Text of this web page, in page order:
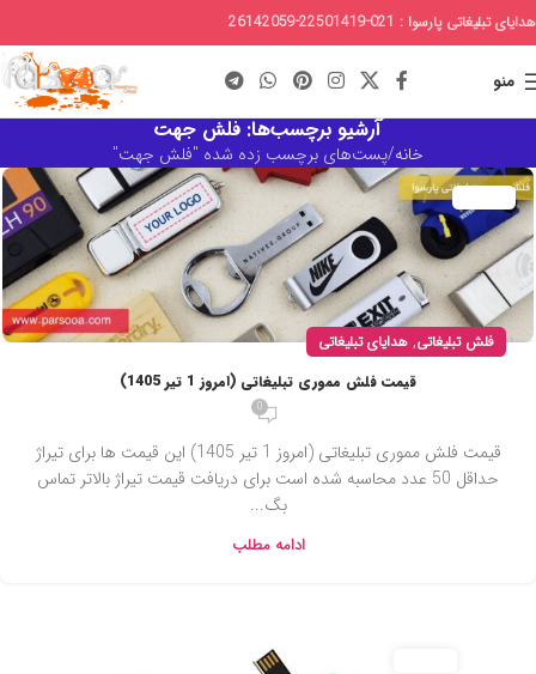
هدایای تبلیغاتی پارسوا : 021-22501419-26142059
منو
آرشیو برچسب‌ها: فلش جهت
خانه پست‌های برچسب زده شده "فلش جهت"
فلش تبلیغاتی, هدایای تبلیغاتی
قیمت فلش مموری تبلیغاتی (امروز 1 تیر 1405)
0
قیمت فلش مموری تبلیغاتی (امروز 1 تیر 1405) این قیمت ها برای تیراژ
حداقل 50 عدد محاسبه شده است برای دریافت قیمت تیراژ بالاتر تماس
بگ...
ادامه مطلب